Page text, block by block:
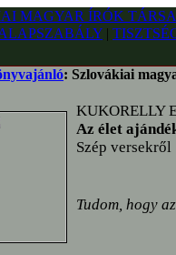
|
: Szlovákiai
KUKORELLY
Az élet
Szép versekről
Tudom, hogy